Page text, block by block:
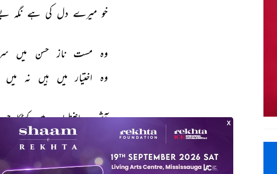
خو میرے دل کی ہے نگہ
وہ مست ناز حسن میں
وہ اختیار میں ہیں نہ میں
آشوب اضطراب میں کھٹکا جو
مل نہ جائے